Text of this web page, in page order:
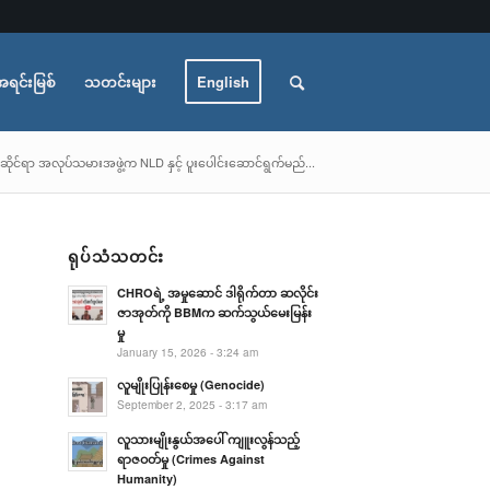
င်းမြစ် သတင်းများ English
ရာ အလုပ်သမားအဖွဲ့က NLD နှင့် ပူးပေါင်းဆောင်ရွက်မည်...
ရုပ်သံသတင်း
CHROရဲ့ အမှုဆောင် ဒါရိုက်တာ ဆလိုင်း
ဇာအုတ်ကို BBMက ဆက်သွယ်မေးမြန်း
မှု
January 15, 2026 - 3:24 am
လူမျိုးပြုန်းစေမှု (Genocide)
September 2, 2025 - 3:17 am
လူသားမျိုးနွယ်အပေါ် ကျူးလွန်သည့်
ရာဇဝတ်မှု (Crimes Against
Humanity)